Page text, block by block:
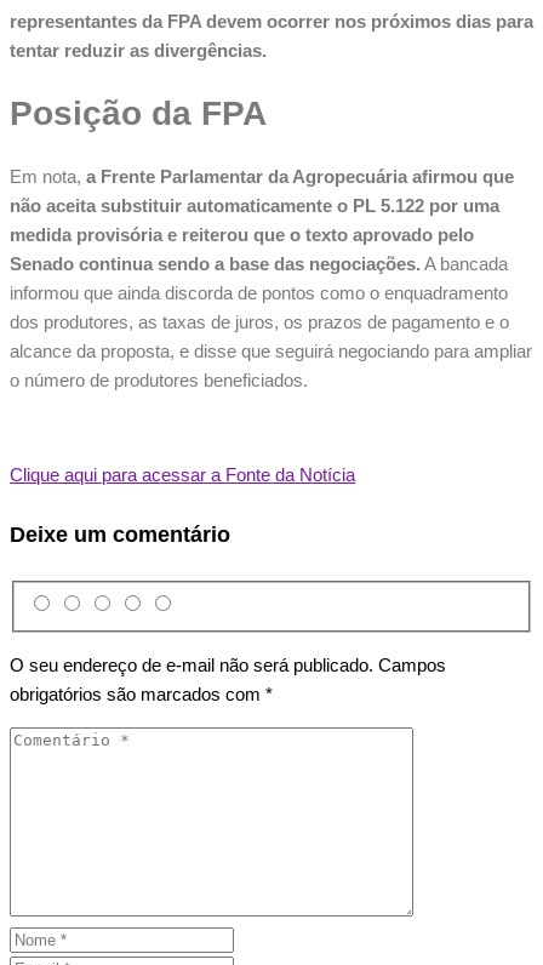
representantes da FPA devem ocorrer nos próximos dias para
tentar reduzir as divergências.
Posição da FPA
Em nota, a Frente Parlamentar da Agropecuária afirmou que
não aceita substituir automaticamente o PL 5.122 por uma
medida provisória e reiterou que o texto aprovado pelo
Senado continua sendo a base das negociações. A bancada
informou que ainda discorda de pontos como o enquadramento
dos produtores, as taxas de juros, os prazos de pagamento e o
alcance da proposta, e disse que seguirá negociando para ampliar
o número de produtores beneficiados.
Clique aqui para acessar a Fonte da Notícia
Deixe um comentário
O seu endereço de e-mail não será publicado. Campos
obrigatórios são marcados com *